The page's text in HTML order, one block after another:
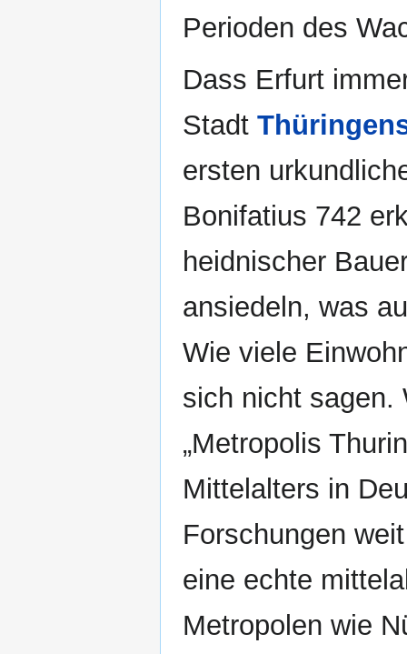
Perioden des
Dass Erfurt
Stadt
ersten
Bonifatius 742
heidnischer
ansiedeln, was
Wie viele
sich nicht sagen.
„Metropolis
Mittelalters in
Forschungen
eine echte
Metropolen wie